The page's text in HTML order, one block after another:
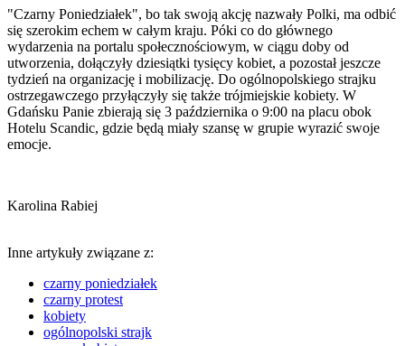
"Czarny Poniedziałek", bo tak swoją akcję nazwały Polki, ma odbić
się szerokim echem w całym kraju. Póki co do głównego
wydarzenia na portalu społecznościowym, w ciągu doby od
utworzenia, dołączyły dziesiątki tysięcy kobiet, a pozostał jeszcze
tydzień na organizację i mobilizację. Do ogólnopolskiego strajku
ostrzegawczego przyłączyły się także trójmiejskie kobiety. W
Gdańsku Panie zbierają się 3 października o 9:00 na placu obok
Hotelu Scandic, gdzie będą miały szansę w grupie wyrazić swoje
emocje.
Karolina Rabiej
Inne artykuły związane z:
czarny poniedziałek
czarny protest
kobiety
ogólnopolski strajk